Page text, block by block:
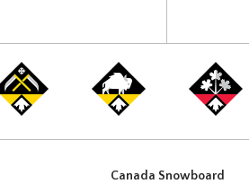
Canada Snowboard